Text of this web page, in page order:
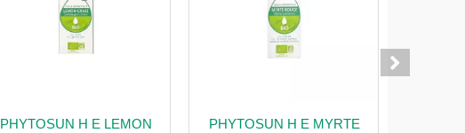
PHYTOSUN H E LEMON
PHYTOSUN H E MYRTE